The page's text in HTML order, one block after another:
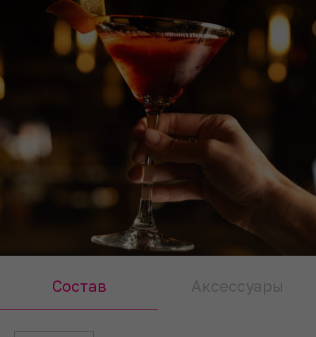
Состав Аксессуары